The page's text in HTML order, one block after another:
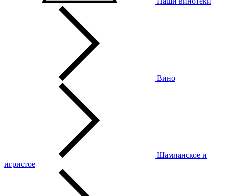
Вино
Шампанское и
игристое